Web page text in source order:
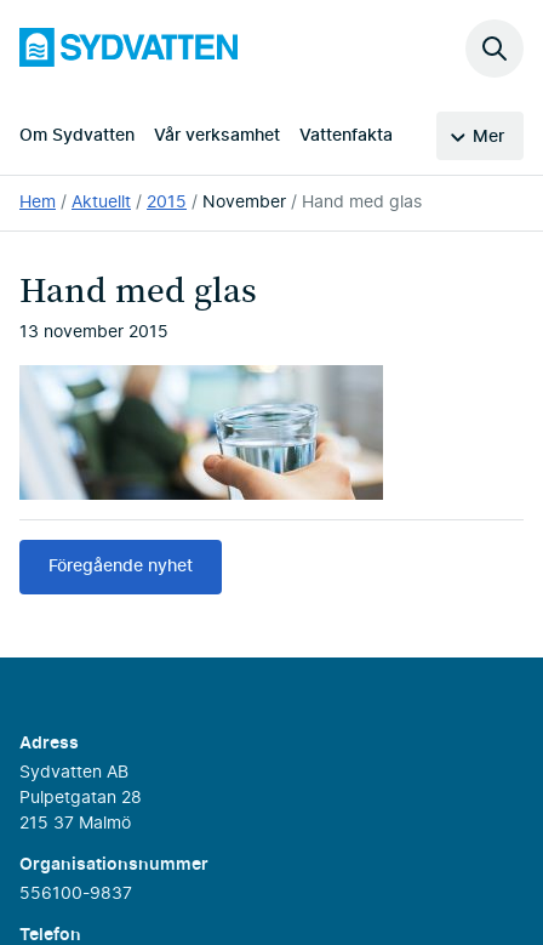
huvudinnehållet
Sydvatten
Om Sydvatten Vår verksamhet Vattenfakta Mer
Sök
Du
är
Hem Aktuellt 2015 November Hand med glas
Hand med glas
13 november 2015
Föregående nyhet
Adress
Sydvatten AB
Pulpetgatan 28
215 37 Malmö
Organisationsnummer
556100-9837
Telefon